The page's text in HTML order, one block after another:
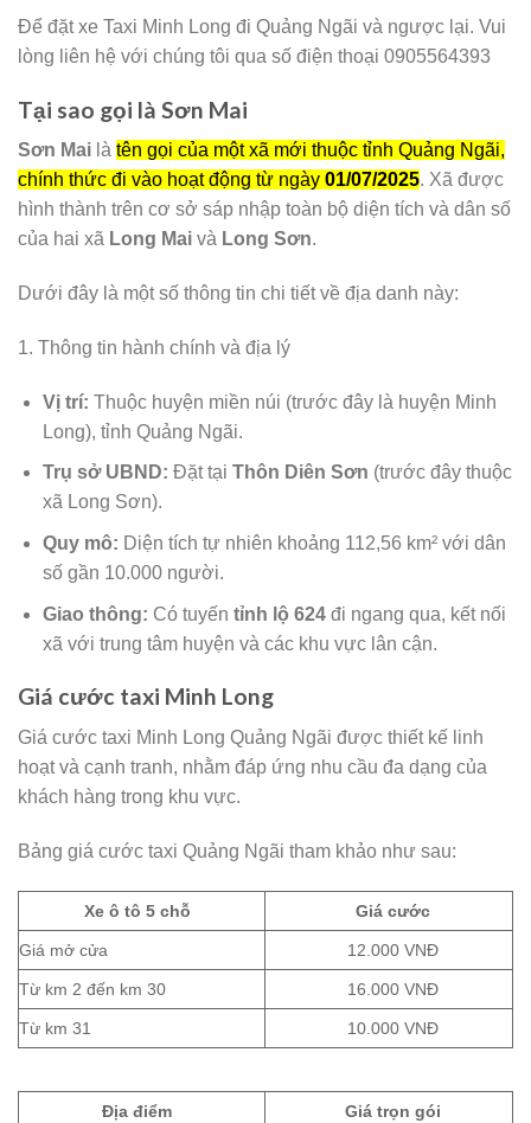
Để đặt xe Taxi Minh Long đi Quảng Ngãi và ngược lại. Vui
lòng liên hệ với chúng tôi qua số điện thoại 0905564393
Tại sao gọi là Sơn Mai
Sơn Mai là tên gọi của một xã mới thuộc tỉnh Quảng Ngãi,
chính thức đi vào hoạt động từ ngày 01/07/2025. Xã được
hình thành trên cơ sở sáp nhập toàn bộ diện tích và dân số
của hai xã Long Mai và Long Sơn.
Dưới đây là một số thông tin chi tiết về địa danh này:
1. Thông tin hành chính và địa lý
Vị trí: Thuộc huyện miền núi (trước đây là huyện Minh
Long), tỉnh Quảng Ngãi.
Trụ sở UBND: Đặt tại Thôn Diên Sơn (trước đây thuộc
xã Long Sơn).
Quy mô: Diện tích tự nhiên khoảng 112,56 km² với dân
số gần 10.000 người.
Giao thông: Có tuyến tỉnh lộ 624đi ngang qua, kết nối
xã với trung tâm huyện và các khu vực lân cận.
Giá cước taxi Minh Long
Giá cước taxi Minh Long Quảng Ngãi được thiết kế linh
hoạt và cạnh tranh, nhằm đáp ứng nhu cầu đa dạng của
khách hàng trong khu vực.
Bảng giá cước taxi Quảng Ngãi tham khảo như sau:
Xe ô tô 5 chỗ Giá cước
Giá mở cửa 12.000 VNĐ
Từ km 2 đến km 30 16.000 VNĐ
Từ km 31 10.000 VNĐ
Địa điểm Giá trọn gói